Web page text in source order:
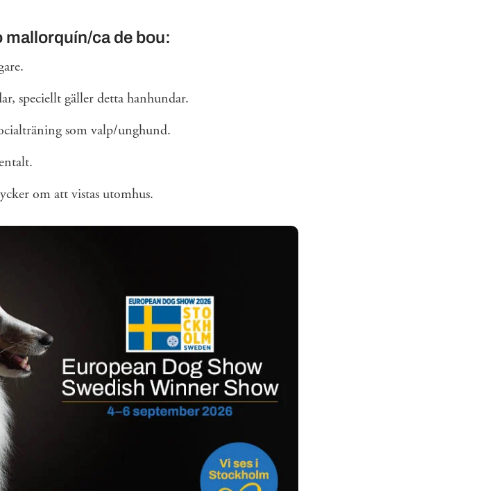
mallorquín/ca de bou:
speciellt gäller detta hanhundar.
som valp/unghund.
om att vistas utomhus.